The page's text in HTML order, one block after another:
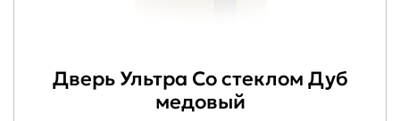
Дверь Ультра Со стеклом Дуб
медовый